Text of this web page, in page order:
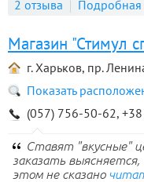
2 отзыва
Магазин "Стимул
г. Харьков, пр.
Показать
(057) 756-50-62,
Ставят "вкусные"
заказать
этом не сказано